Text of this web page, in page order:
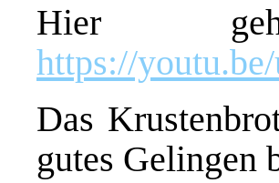
Hier
https://
Das
gutes Gelingen